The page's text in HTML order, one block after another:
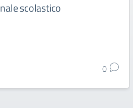
scolastico
0